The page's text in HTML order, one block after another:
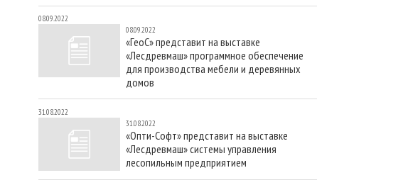
08.09.2022
08.09.2022
«ГеоС» представит на выставке
«Лесдревмаш» программное обеспечение
для производства мебели и деревянных
домов
31.08.2022
31.08.2022
«Опти-Софт» представит на выставке
«Лесдревмаш» системы управления
лесопильным предприятием